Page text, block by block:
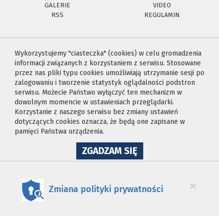
GALERIE
VIDEO
RSS
REGULAMIN
Wykorzystujemy "ciasteczka" (cookies) w celu gromadzenia
informacji związanych z korzystaniem z serwisu. Stosowane
przez nas pliki typu cookies umożliwiają utrzymanie sesji po
zalogowaniu i tworzenie statystyk oglądalności podstron
serwisu. Możecie Państwo wyłączyć ten mechanizm w
dowolnym momencie w ustawieniach przeglądarki.
Korzystanie z naszego serwisu bez zmiany ustawień
dotyczących cookies oznacza, że będą one zapisane w
pamięci Państwa urządzenia.
ZGADZAM SIĘNA
WYKORZYSTANIE
×
Zmiana polityki prywatności